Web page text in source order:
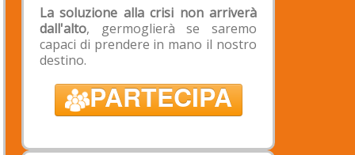
Intestazione: Associazione
Padova2020
Banca: Banca Popolare Etica -
050188529290
BIC/SWIFT: CCRTIT2TXXX;
La soluzione alla crisi non arriverà
dall'alto, germoglierà se saremo
capaci di prendere in mano il nostro
destino.
PARTECIPA